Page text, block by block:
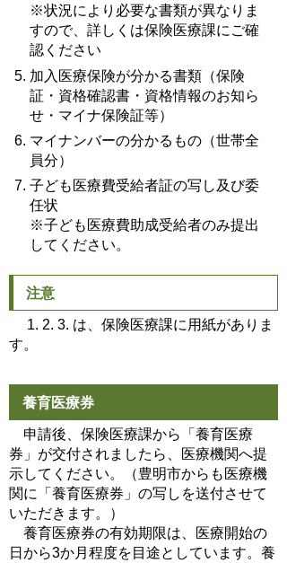
※状況により必要な書類が異なりま
すので、詳しくは保険医療課にご確
認ください
加入医療保険が分かる書類（保険
証・資格確認書・資格情報のお知ら
せ・マイナ保険証等）
マイナンバーの分かるもの（世帯全
員分）
子ども医療費受給者証の写し及び委
任状
※子ども医療費助成受給者のみ提出
してください。
注意
1. 2. 3. は、保険医療課に用紙がありま
す。
養育医療券
申請後、保険医療課から「養育医療
券」が交付されましたら、医療機関へ提
示してください。（豊明市からも医療機
関に「養育医療券」の写しを送付させて
いただきます。）
養育医療券の有効期限は、医療開始の
日から3か月程度を目途としています。養